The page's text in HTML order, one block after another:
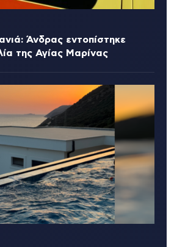
Άνδρας εντοπίστηκε
της Αγίας Μαρίνας